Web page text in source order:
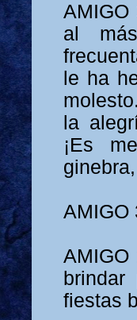
al
le ha
la
¡Es
AMIGO
fiestas